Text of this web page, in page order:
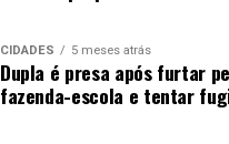
CIDADES 5 meses atrás
Dupla é presa após furtar
fazenda-escola e tentar